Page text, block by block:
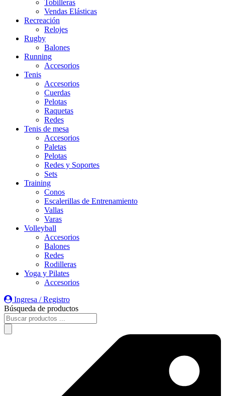
Tobilleras
Vendas Elásticas
Recreación
Relojes
Rugby
Balones
Running
Accesorios
Tenis
Accesorios
Cuerdas
Pelotas
Raquetas
Redes
Tenis de mesa
Accesorios
Paletas
Pelotas
Redes y Soportes
Sets
Training
Conos
Escalerillas de Entrenamiento
Vallas
Varas
Volleyball
Accesorios
Balones
Redes
Rodilleras
Yoga y Pilates
Accesorios
Ingresa / Registro
Búsqueda de productos